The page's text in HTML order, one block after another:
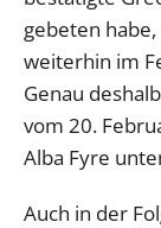
gebeten
weiterhin im
Genau
vom 20.
Alba Fyre
Auch in der